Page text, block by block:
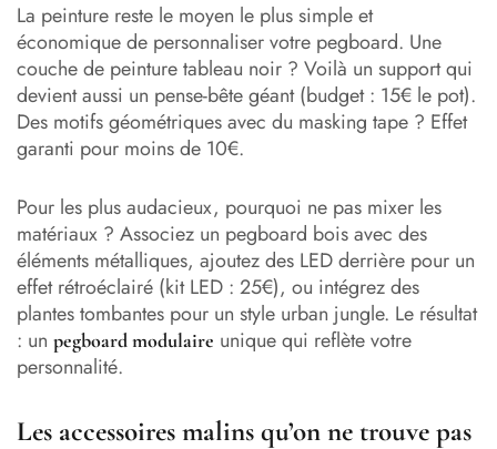
La peinture reste le moyen le plus simple et
économique de personnaliser votre pegboard. Une
couche de peinture tableau noir ? Voilà un support qui
devient aussi un pense-bête géant (budget : 15€ le pot).
Des motifs géométriques avec du masking tape ? Effet
garanti pour moins de 10€.
Pour les plus audacieux, pourquoi ne pas mixer les
matériaux ? Associez un pegboard bois avec des
éléments métalliques, ajoutez des LED derrière pour un
effet rétroéclairé (kit LED : 25€), ou intégrez des
plantes tombantes pour un style urban jungle. Le résultat
: un pegboard modulaire unique qui reflète votre
personnalité.
Les accessoires malins qu’on ne trouve pas